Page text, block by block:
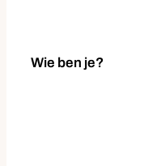
Wie ben je?